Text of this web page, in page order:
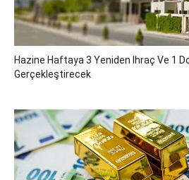
Hazine Haftaya 3 Yeniden Ihraç Ve 1
Gerçekleştirecek